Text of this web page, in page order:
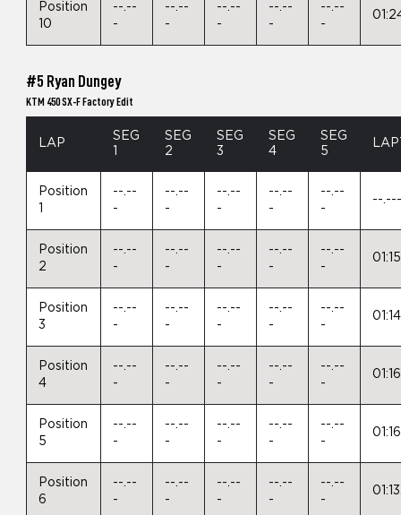
Position
10
--.--
-
--.--
-
--.--
-
--.--
-
--.--
-
#5 Ryan Dungey
KTM 450 SX-F Factory Edit
LAP
SEG
SEG
2
SEG
3
SEG
4
SEG
5
Position
--.--
-
--.--
-
--.--
-
--.--
-
--.--
-
--
Position
2
--.--
-
--.--
-
--.--
-
--.--
-
--.--
-
Position
3
--.--
-
--.--
-
--.--
-
--.--
-
--.--
-
Position
4
--.--
-
--.--
-
--.--
-
--.--
-
--.--
-
Position
5
--.--
-
--.--
-
--.--
-
--.--
-
--.--
-
Position
6
--.--
-
--.--
-
--.--
-
--.--
-
--.--
-